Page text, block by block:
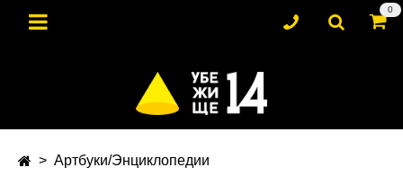
0
Артбуки/Энциклопедии